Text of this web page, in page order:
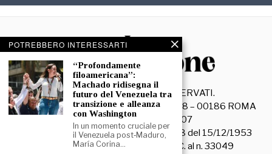
© 2026- TUTTI I DIRITTI RISERVATI.
La Discussione S.r.l. – Piazza Capranica, 78 – 00186 ROMA
C.F. e P. IVA 15045971007
Registrazione Tribunale di Roma n. 3628 del 15/12/1953
La società editrice è iscritta al R.O.C. al n. 33049
POTREBBERO INTERESSARTI
“Profondamente
filoamericana”:
Machado ridisegna il
futuro del Venezuela tra
transizione e alleanza
con Washington
In un momento cruciale per
il Venezuela post‑Maduro,
María Corina…